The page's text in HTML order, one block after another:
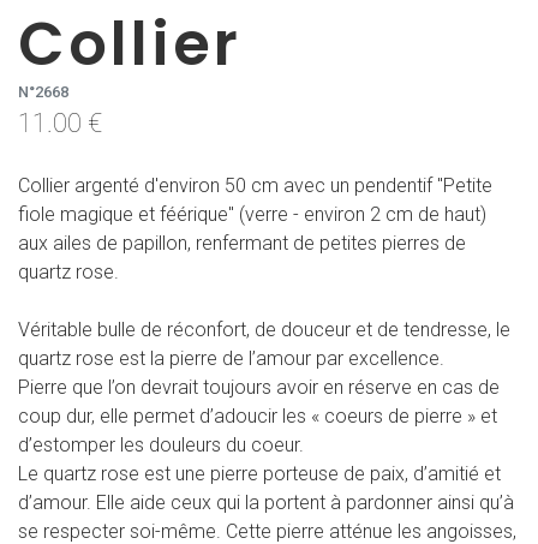
Collier
N°2668
11.00 €
Collier argenté d'environ 50 cm avec un pendentif "Petite
fiole magique et féérique" (verre - environ 2 cm de haut)
aux ailes de papillon, renfermant de petites pierres de
quartz rose.
Véritable bulle de réconfort, de douceur et de tendresse, le
quartz rose est la pierre de l’amour par excellence.
Pierre que l’on devrait toujours avoir en réserve en cas de
coup dur, elle permet d’adoucir les « coeurs de pierre » et
d’estomper les douleurs du coeur.
Le quartz rose est une pierre porteuse de paix, d’amitié et
d’amour. Elle aide ceux qui la portent à pardonner ainsi qu’à
se respecter soi-même. Cette pierre atténue les angoisses,